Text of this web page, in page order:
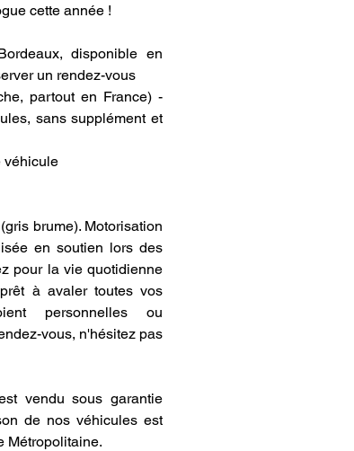
cette année !
disponible en
un rendez-vous
partout en France) -
sans supplément et
véhicule
brume). Motorisation
en soutien lors des
pour la vie quotidienne
à avaler toutes vos
personnelles ou
vous, n'hésitez pas
vendu sous garantie
de nos véhicules est
Métropolitaine.